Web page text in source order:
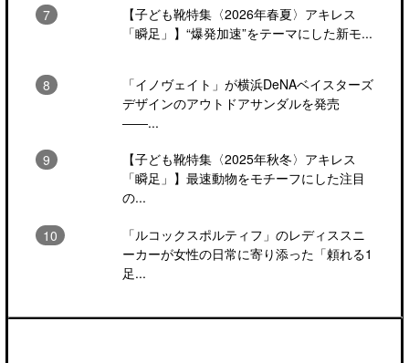
【子ども靴特集〈2026年春夏〉アキレス
「瞬足」】“爆発加速”をテーマにした新モ...
「イノヴェイト」が横浜DeNAベイスターズ
デザインのアウトドアサンダルを発売
――...
【子ども靴特集〈2025年秋冬〉アキレス
「瞬足」】最速動物をモチーフにした注目
の...
「ルコックスポルティフ」のレディススニ
ーカーが女性の日常に寄り添った「頼れる1
足...